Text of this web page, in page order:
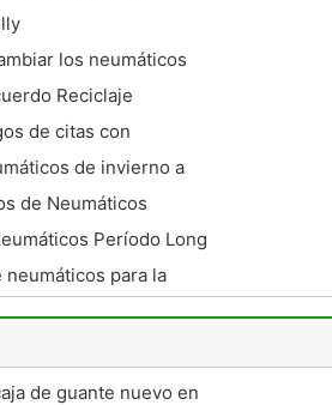
los neumáticos
Reciclaje
de citas con
de invierno a
de Neumáticos
Período Long
para la
de guante nuevo en